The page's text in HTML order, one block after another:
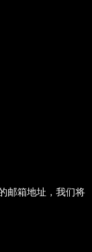
邮箱地址，我们将